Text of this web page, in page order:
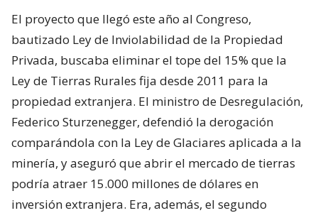
El proyecto que llegó este año al Congreso,
bautizado Ley de Inviolabilidad de la Propiedad
Privada, buscaba eliminar el tope del 15% que la
Ley de Tierras Rurales fija desde 2011 para la
propiedad extranjera. El ministro de Desregulación,
Federico Sturzenegger, defendió la derogación
comparándola con la Ley de Glaciares aplicada a la
minería, y aseguró que abrir el mercado de tierras
podría atraer 15.000 millones de dólares en
inversión extranjera. Era, además, el segundo